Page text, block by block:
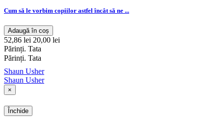
Cum să le vorbim copiilor astfel încât să ne ...
Adaugă în coș
52,86 lei 20,00 lei
Părinți. Tata
Părinți. Tata
Shaun Usher
Shaun Usher
×
Închide